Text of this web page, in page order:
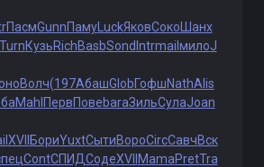
ПасмGunnПамуLuckЯковСоко Шанх
TurnКузьRichBasbSond Intrmail милоJ
Волч(197АбашGlobГофшNathAlis
Mahl ПервПовеbaraЗильСулаJoan
XVII БориYuxtСытиВороCircСавчВск
ContСПИД СодеXVII MamaPretTra